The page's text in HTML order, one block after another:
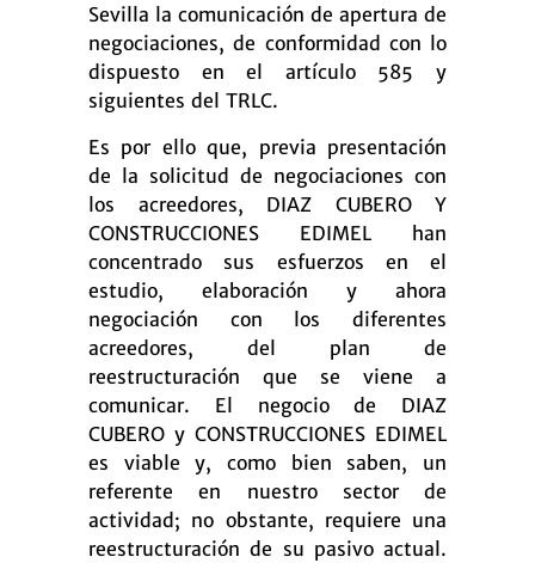
Sevilla la comunicación de apertura de
negociaciones, de conformidad con lo
dispuesto en el artículo 585 y
siguientes del TRLC.
Es por ello que, previa presentación
de la solicitud de negociaciones con
los acreedores, DIAZ CUBERO Y
CONSTRUCCIONES EDIMEL han
concentrado sus esfuerzos en el
estudio, elaboración y ahora
negociación con los diferentes
acreedores, del plan de
reestructuración que se viene a
comunicar. El negocio de DIAZ
CUBERO y CONSTRUCCIONES EDIMEL
es viable y, como bien saben, un
referente en nuestro sector de
actividad; no obstante, requiere una
reestructuración de su pasivo actual.